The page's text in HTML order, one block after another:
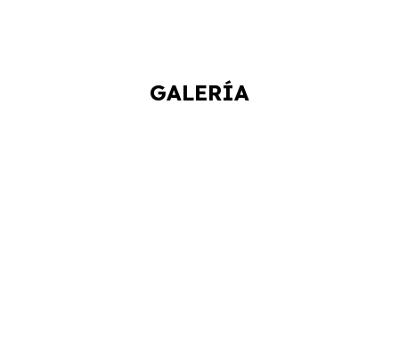
GALERÍA